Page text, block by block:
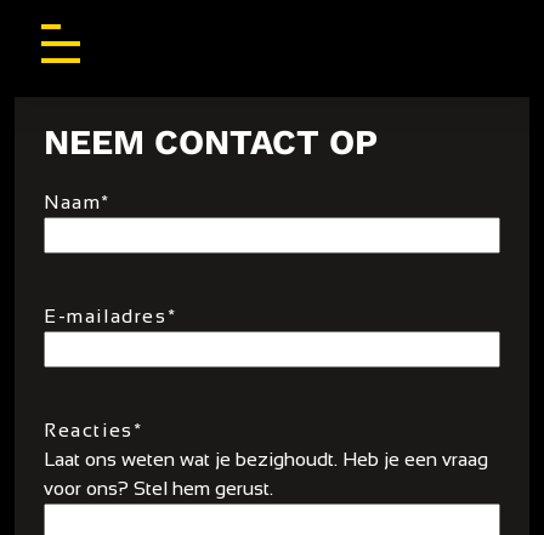
NEEM CONTACT OP
Naam*
E-mailadres *
Reacties *
Laat ons weten wat je bezighoudt. Heb je een vraag
voor ons? Stel hem gerust.